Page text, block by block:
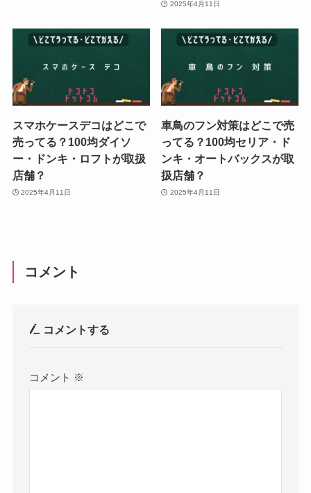
2025年4月11日
スマホケースデコはどこで
売ってる？100均ダイソ
ー・ドンキ・ロフトが取扱
店舗？
2025年4月11日
車鳥のフン対策はどこで売
ってる？100均セリア・ド
ンキ・オートバックスが取
扱店舗？
2025年4月11日
コメント
コメントする
コメント ※